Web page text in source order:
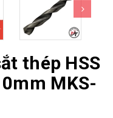
thép HSS
MKS-